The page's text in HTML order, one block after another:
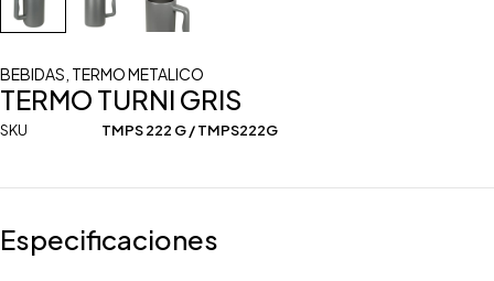
BEBIDAS TERMO METALICO
TERMO TURNI GRIS
SKU TMPS 222 G / TMPS222G
Especificaciones